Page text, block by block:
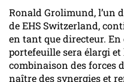
Ronald Grolimund, l’un
de EHS Switzerland,
en tant que directeur.
portefeuille sera élargi
combinaison des forces
naître des synergies et